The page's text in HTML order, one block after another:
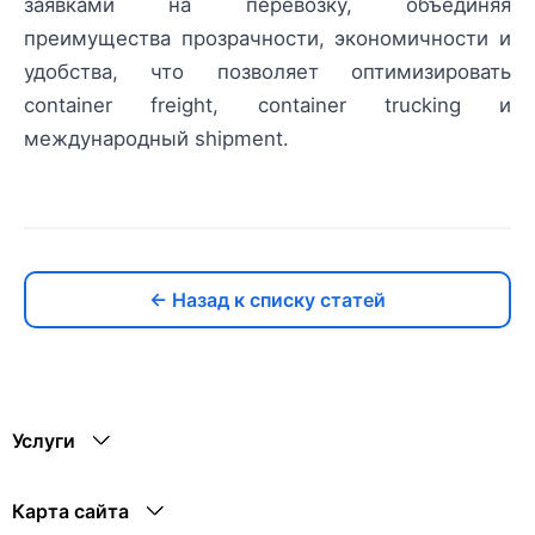
заявками на перевозку, объединяя
преимущества прозрачности, экономичности и
удобства, что позволяет оптимизировать
container freight, container trucking и
международный shipment.
← Назад к списку статей
Услуги
Карта сайта